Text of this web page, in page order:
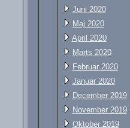
Juni 2020
Maj 2020
April 2020
Marts 2020
Februar 2020
Januar 2020
December 2019
November 2019
Oktober 2019